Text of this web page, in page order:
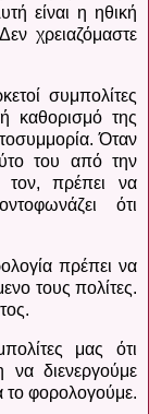
είναι η ηθική
χρειαζόμαστε
συμπολίτες
καθορισμό της
Όταν
του από την
τον, πρέπει να
ότι
πρέπει να
τους πολίτες.
μας ότι
διενεργούμε
το φορολογούμε.